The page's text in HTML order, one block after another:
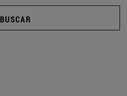
BUSCAR